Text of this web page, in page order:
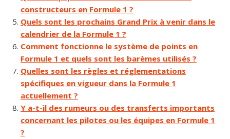
constructeurs en Formule 1 ?
Quels sont les prochains Grand Prix à venir dans le
calendrier de la Formule 1 ?
Comment fonctionne le système de points en
Formule 1 et quels sont les barèmes utilisés ?
Quelles sont les règles et réglementations
spécifiques en vigueur dans la Formule 1
actuellement ?
Y a-t-il des rumeurs ou des transferts importants
concernant les pilotes ou les équipes en Formule 1
?